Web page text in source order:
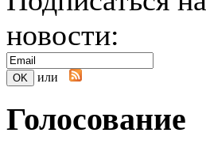
новости:
или
Голосование